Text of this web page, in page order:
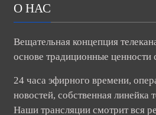
О НАС
Вещательная концепция
основе традиционные ценности
24 часа эфирного времени,
новостей, собственная линейка
Наши трансляции смотрит вся